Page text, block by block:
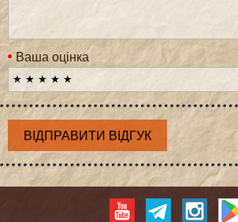
Ваша оцінка